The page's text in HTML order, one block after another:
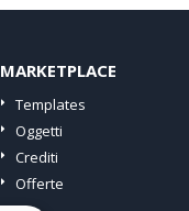
MARKETPLACE
Templates
Oggetti
Crediti
Offerte